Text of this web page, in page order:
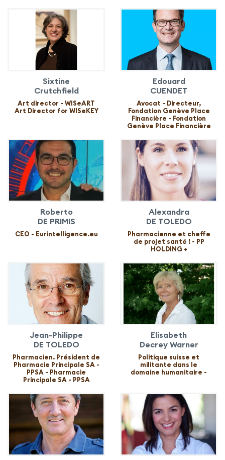
Sixtine
Crutchfield
Art director - WISeART
Art Director for WISeKEY
Edouard
CUENDET
Avocat - Directeur,
Fondation Genève Place
Financière - Fondation
Genève Place Financière
Roberto
DE PRIMIS
CEO - Eurintelligence.eu
Alexandra
DE TOLEDO
Pharmacienne et cheffe
de projet santé ! - PP
HOLDING +
Jean-Philippe
DE TOLEDO
Pharmacien. Président de
Pharmacie Principale SA -
PPSA - Pharmacie
Principale SA - PPSA
Elisabeth
Decrey Warner
Politique suisse et
militante dans le
domaine humanitaire -